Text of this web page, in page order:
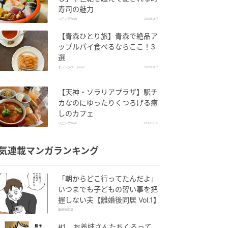
寿司の魅力
リビングWeb 2026.8.7
【青森ひとり旅】青森で絶品ア
ップルパイ食べるならここ！3
選
オレンジページnet 2026.8.7
【天神・ソラリアプラザ】駅チ
カなのにゆったりくつろげる癒
しのカフェ
リビングWeb 2026.8.6
連載マンガランキング
「朝からどこ行ってたんだよ」
いつまでも子どもの習い事を把
握しない夫【離婚後同居 Vol.1】
離婚後同居